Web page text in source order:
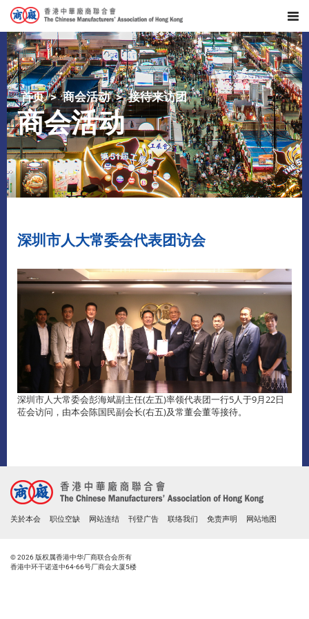
首页 商会活动 接待来访团
商会活动
深圳市人大常委会代表团访会
深圳市人大常委会彭海斌副主任(左五)率领代表团一行5人于9月22日
莅会访问，由本会陈国民副会长(右五)及常董会董等接待。
关於本会 职位空缺 网站连结 刊登广告 联络我们 免责声明 网站地图
© 2026 版权属香港中华厂商联合会所有
香港中环干诺道中64-66号厂商会大厦5楼